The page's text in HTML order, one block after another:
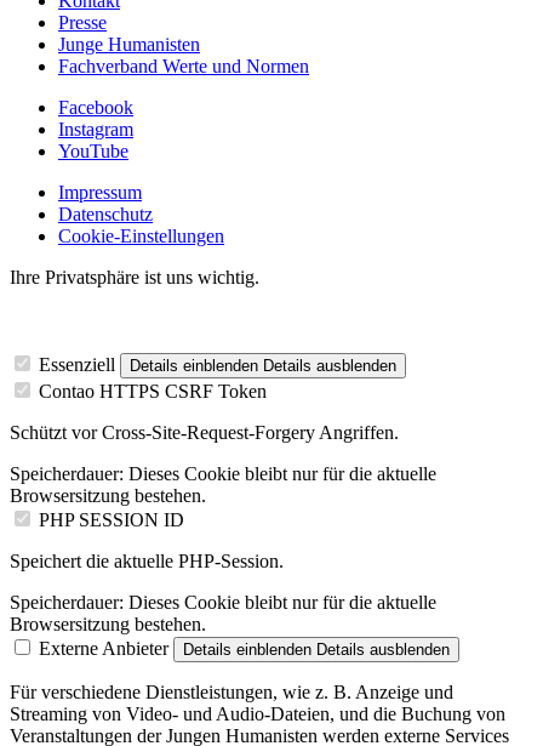
Presse
Junge Humanisten
Fachverband Werte und Normen
Facebook
Instagram
YouTube
Impressum
Datenschutz
Cookie-Einstellungen
Ihre Privatsphäre ist uns wichtig.
Essenziell Details einblenden Details ausblenden
Contao HTTPS CSRF Token
Schützt vor Cross-Site-Request-Forgery Angriffen.
Speicherdauer: Dieses Cookie bleibt nur für die aktuelle
Browsersitzung bestehen.
PHP SESSION ID
Speichert die aktuelle PHP-Session.
Speicherdauer: Dieses Cookie bleibt nur für die aktuelle
Browsersitzung bestehen.
Externe Anbieter
Details einblenden Details ausblenden
Für verschiedene Dienstleistungen, wie z. B. Anzeige und
Streaming von Video- und Audio-Dateien, und die Buchung von
Veranstaltungen der Jungen Humanisten werden externe Services